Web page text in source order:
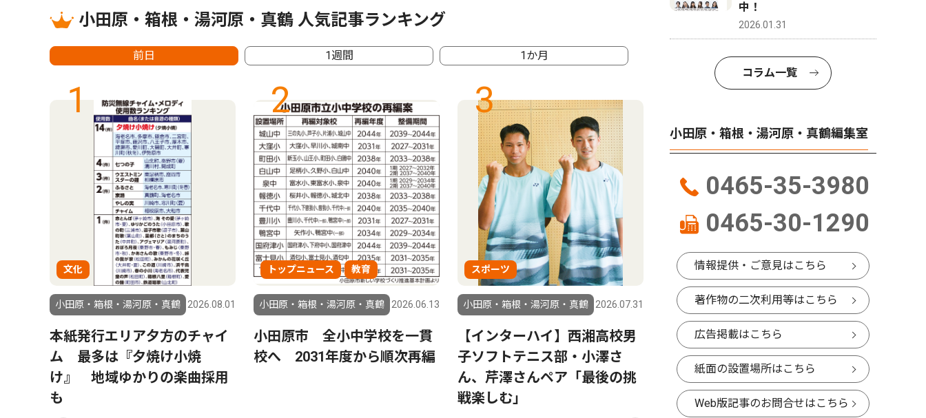
小田原・箱根・湯河原・真鶴 人気記事ランキング
前日 1週間 1か月
1
文化
小田原・箱根・湯河原・真鶴 2026.08.01
本紙発行エリア夕方のチャイ
ム 最多は『夕焼け小焼
け』 地域ゆかりの楽曲採用
も
2
トップニュース 教育
小田原・箱根・湯河原・真鶴 2026.06.13
小田原市 全小中学校を一貫
校へ 2031年度から順次再編
3
スポーツ
小田原・箱根・湯河原・真鶴 2026.07.31
【インターハイ】西湘高校男
子ソフトテニス部・小澤さ
ん、芹澤さんペア「最後の挑
戦楽しむ」
社会
小田原・箱根・湯河原・真鶴 2026.08.01
夏のダイヤモンド富士 小田
原市内で撮影シーズン 2026
年は8月11日から
大漁と
鶴町で貴
中！
2026.01.31
コラム一覧
小田原・箱根・湯河原・真鶴編集室
0465-35-3980
0465-30-1290
情報提供・ご意見はこちら
著作物の二次利用等はこちら
広告掲載はこちら
紙面の設置場所はこちら
Web版記事のお問合せはこちら